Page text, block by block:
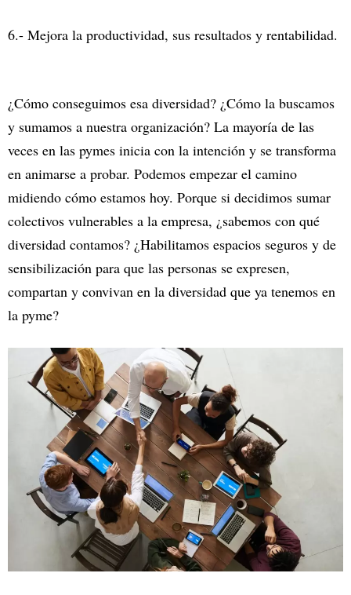
6.- Mejora la productividad, sus resultados y rentabilidad.
¿Cómo conseguimos esa diversidad? ¿Cómo la buscamos
y sumamos a nuestra organización? La mayoría de las
veces en las pymes inicia con la intención y se transforma
en animarse a probar. Podemos empezar el camino
midiendo cómo estamos hoy. Porque si decidimos sumar
colectivos vulnerables a la empresa, ¿sabemos con qué
diversidad contamos? ¿Habilitamos espacios seguros y de
sensibilización para que las personas se expresen,
compartan y convivan en la diversidad que ya tenemos en
la pyme?